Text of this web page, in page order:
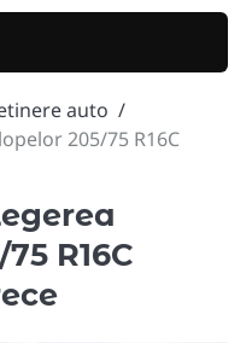
auto
205/75 R16C
R16C